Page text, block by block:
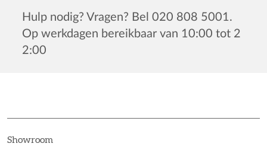
Hulp nodig? Vragen? Bel 020 808 5001.
Op werkdagen bereikbaar van 10:00 tot 2
2:00
Showroom